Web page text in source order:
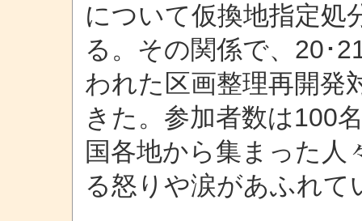
について仮換地指定処
る。その関係で、20･
われた区画整理再開発
きた。参加者数は100
国各地から集まった人
る怒りや涙があふれて